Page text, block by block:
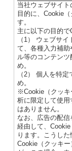
当社ウェブサイ
目的に、Cookie
す。
主に以下の目的で
（1） ウェブサ
て、各種入力補
ル等のコンテン
め。
（2） 個人を特
め。
※Cookie（クッキ
析に限定して使用
はありません。
なお、広告の配
経由して、
ります。こうし
Cookie（クッキ